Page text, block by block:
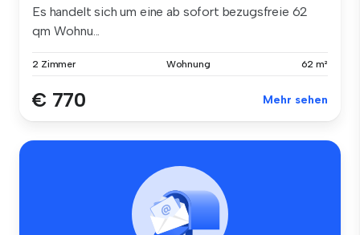
Es handelt sich um eine ab sofort bezugsfreie 62
qm Wohnu...
2 Zimmer Wohnung 62 m²
€ 770 Mehr sehen